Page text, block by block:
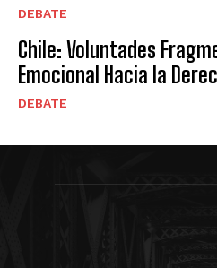
DEBATE
Chile: Voluntades
Emocional Hacia la
DEBATE